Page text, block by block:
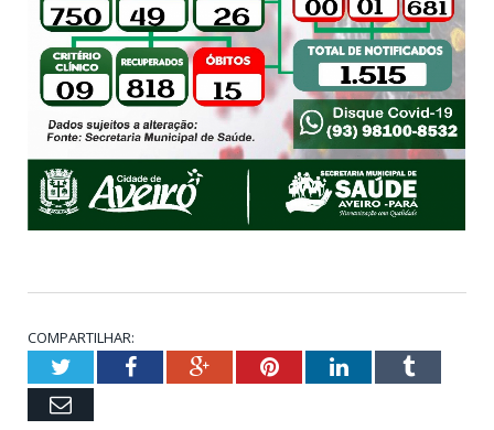
COMPARTILHAR:
TwitterFacebookGoogle+PinterestLinkedInTumblr
Email